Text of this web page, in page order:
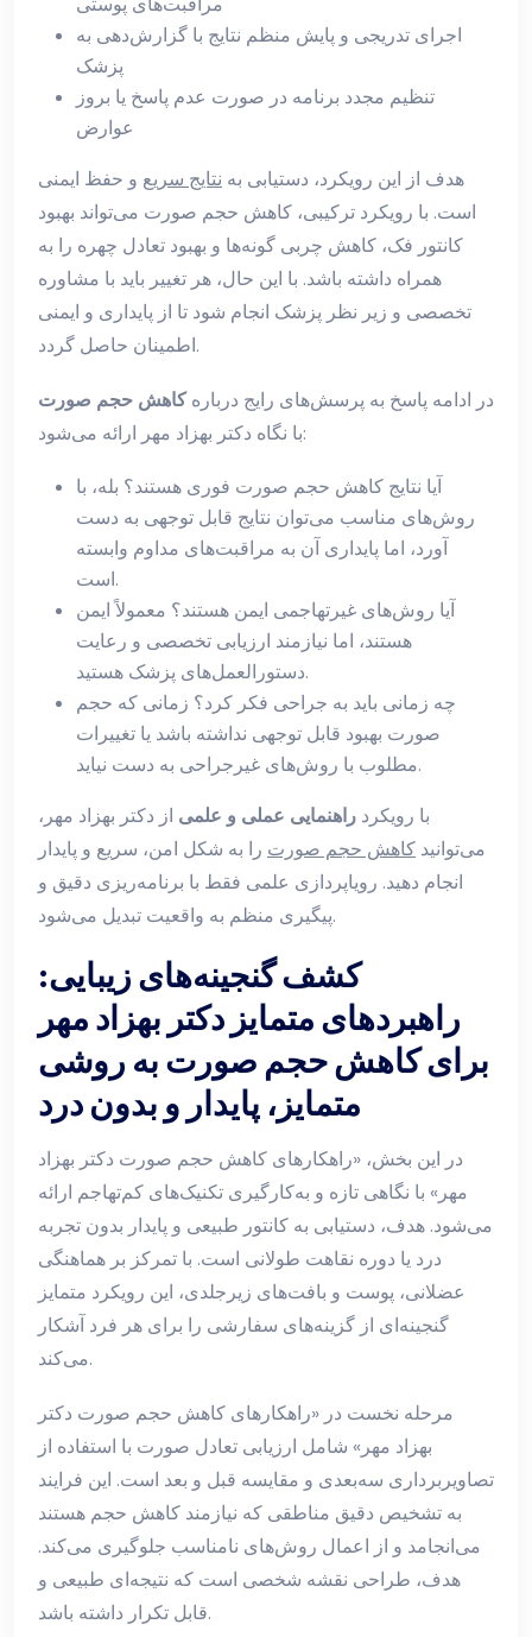
اجرای تدریجی و پایش منظم نتایج با گزارش‌دهی به
پزشک
تنظیم مجدد برنامه در صورت عدم پاسخ یا بروز
عوارض
هدف از این رویکرد، دستیابی به نتایج سریع و حفظ ایمنی
است. با رویکرد ترکیبی، کاهش حجم صورت می‌تواند بهبود
کانتور فک، کاهش چربی گونه‌ها و بهبود تعادل چهره را به
همراه داشته باشد. با این حال، هر تغییر باید با مشاوره
تخصصی و زیر نظر پزشک انجام شود تا از پایداری و ایمنی
اطمینان حاصل گردد.
در ادامه پاسخ به پرسش‌های رایج دربارهکاهش حجم صورت
با نگاه دکتر بهزاد مهر ارائه می‌شود:
آیا نتایج کاهش حجم صورت فوری هستند؟ بله، با
روش‌های مناسب می‌توان نتایج قابل توجهی به دست
آورد، اما پایداری آن به مراقبت‌های مداوم وابسته
است.
آیا روش‌های غیرتهاجمی ایمن هستند؟ معمولاً ایمن
هستند، اما نیازمند ارزیابی تخصصی و رعایت
دستورالعمل‌های پزشک هستید.
چه زمانی باید به جراحی فکر کرد؟ زمانی که حجم
صورت بهبود قابل توجهی نداشته باشد یا تغییرات
مطلوب با روش‌های غیرجراحی به دست نیاید.
با رویکرد راهنمایی عملی و علمی از دکتر بهزاد مهر،
می‌توانید کاهش حجم صورت را به شکل امن، سریع و پایدار
انجام دهید. رویاپردازی علمی فقط با برنامه‌ریزی دقیق و
پیگیری منظم به واقعیت تبدیل می‌شود.
کشف گنجینه‌های زیبایی:
راهبردهای متمایز دکتر بهزاد مهر
برای کاهش حجم صورت به روشی
متمایز، پایدار و بدون درد
در این بخش، «راهکارهای کاهش حجم صورت دکتر بهزاد
مهر» با نگاهی تازه و به‌کارگیری تکنیک‌های کم‌تهاجم ارائه
می‌شود. هدف، دستیابی به کانتور طبیعی و پایدار بدون تجربه
درد یا دوره نقاهت طولانی است. با تمرکز بر هماهنگی
عضلانی، پوست و بافت‌های زیرجلدی، این رویکرد متمایز
گنجینه‌ای از گزینه‌های سفارشی را برای هر فرد آشکار
می‌کند.
مرحله نخست در «راهکارهای کاهش حجم صورت دکتر
بهزاد مهر» شامل ارزیابی تعادل صورت با استفاده از
تصاویربرداری سه‌بعدی و مقایسه قبل و بعد است. این فرایند
به تشخیص دقیق مناطقی که نیازمند کاهش حجم هستند
می‌انجامد و از اعمال روش‌های نامناسب جلوگیری می‌کند.
هدف، طراحی نقشه شخصی است که نتیجه‌ای طبیعی و
قابل تکرار داشته باشد.